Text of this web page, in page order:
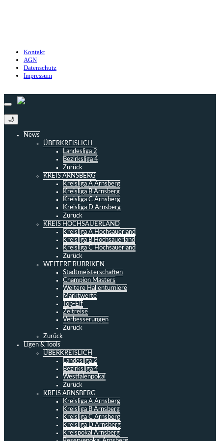
Kontakt
AGN
Datenschutz
Impressum
🌙
News
ÜBERKREISLICH
Landesliga 2
Bezirksliga 4
Zurück
KREIS ARNSBERG
Kreisliga A Arnsberg
Kreisliga B Arnsberg
Kreisliga C Arnsberg
Kreisliga D Arnsberg
Zurück
KREIS HOCHSAUERLAND
Kreisliga A Hochsauerland
Kreisliga B Hochsauerland
Kreisliga C Hochsauerland
Zurück
WEITERE RUBRIKEN
Stadtmeisterschaften
Champion Masters
Weitere Hallenturniere
Marktwerte
Top-Elf
Zeitreise
Verbesserungen
Zurück
Zurück
Ligen & Tools
ÜBERKREISLICH
Landesliga 2
Bezirksliga 4
Westfalenpokal
Zurück
KREIS ARNSBERG
Kreisliga A Arnsberg
Kreisliga B Arnsberg
Kreisliga C Arnsberg
Kreisliga D Arnsberg
Kreispokal Arnsberg